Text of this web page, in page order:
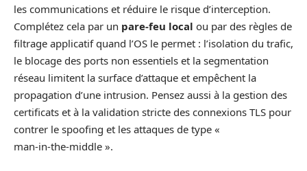
les communications et réduire le risque d’interception.
Complétez cela par un pare‑feu local ou par des règles de
filtrage applicatif quand l’OS le permet : l’isolation du trafic,
le blocage des ports non essentiels et la segmentation
réseau limitent la surface d’attaque et empêchent la
propagation d’une intrusion. Pensez aussi à la gestion des
certificats et à la validation stricte des connexions TLS pour
contrer le spoofing et les attaques de type «
man‑in‑the‑middle ».